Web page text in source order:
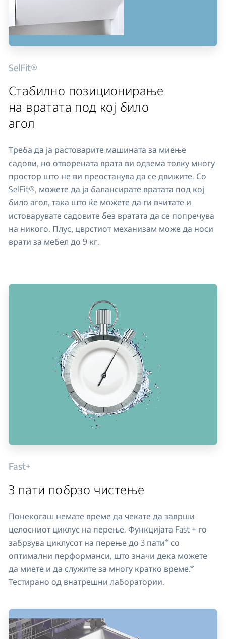
SelFit®
Стабилно позиционирање
на вратата под кој било
агол
Треба да ја растоварите машината за миење
садови, но отворената врата ви одзема толку многу
простор што не ви преостанува да се движите. Со
SelFit®, можете да ја балансирате вратата под кој
било агол, така што ќе можете да ги вчитате и
истоварувате садовите без вратата да се попречува
на никого. Плус, цврстиот механизам може да носи
врати за мебел до 9 кг.
Fast+
3 пати побрзо чистење
Понекогаш немате време да чекате да заврши
целосниот циклус на перење. Функцијата Fast + го
забрзува циклусот на перење до 3 пати* со
оптимални перформанси, што значи дека можете
да миете и да служите за многу кратко време.*
Тестирано од внатрешни лаборатории.